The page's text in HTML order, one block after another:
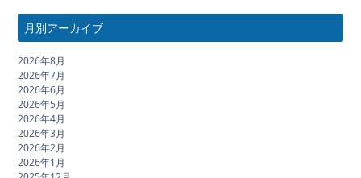
月別アーカイブ
2026年8月
2026年7月
2026年6月
2026年5月
2026年4月
2026年3月
2026年2月
2026年1月